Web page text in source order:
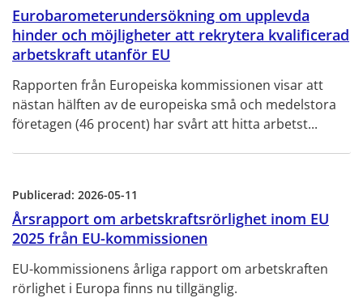
Eurobarometerundersökning om upplevda
hinder och möjligheter att rekrytera kvalificerad
arbetskraft utanför EU
Rapporten från Europeiska kommissionen visar att
nästan hälften av de europeiska små och medelstora
företagen (46 procent) har svårt att hitta arbetst...
Publicerad: 2026-05-11
Årsrapport om arbetskraftsrörlighet inom EU
2025 från EU-kommissionen
EU-kommissionens årliga rapport om arbetskraften
rörlighet i Europa finns nu tillgänglig.